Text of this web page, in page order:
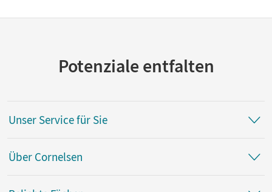
Potenziale entfalten
Unser Service für Sie
Über Cornelsen